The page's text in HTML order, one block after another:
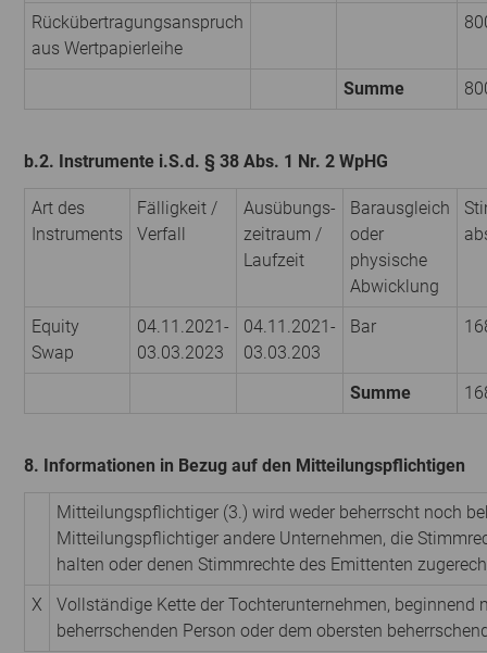
Rückübertragungsanspruch
aus Wertpapierleihe
Summe
b.2. Instrumente i.S.d. § 38 Abs. 1 Nr. 2 WpHG
Art des
Instruments
Fälligkeit /
Verfall
Ausübungs­
zeitraum /
Laufzeit
Barausgleich
oder
physische
Abwicklung
Equity
Swap
04.11.2021-
03.03.2023
04.11.2021-
03.03.203
Bar
Summe
8. Informationen in Bezug auf den Mitteilungspflichtigen
Mitteilungspflichtiger (3.) wird weder beherrscht noch
Mitteilungspflichtiger andere Unternehmen, die
halten oder denen Stimmrechte des Emittenten
X
Vollständige Kette der Tochterunternehmen, beginnend
beherrschenden Person oder dem obersten